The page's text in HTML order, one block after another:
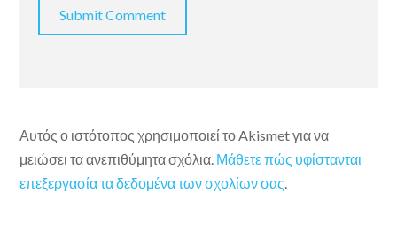
Αυτός ο ιστότοπος χρησιμοποιεί το Akismet για να
μειώσει τα ανεπιθύμητα σχόλια. Μάθετε πώς υφίστανται
επεξεργασία τα δεδομένα των σχολίων σας.